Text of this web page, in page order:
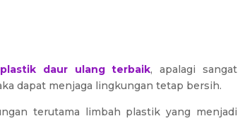
daur ulang terbaik, apalagi sangat
dapat menjaga lingkungan tetap bersih.
terutama limbah plastik yang menjadi